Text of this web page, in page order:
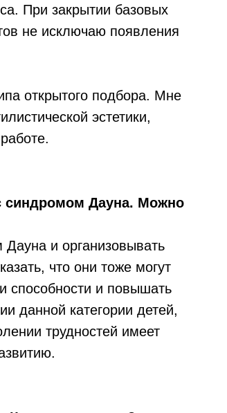
При закрытии базовых
не исключаю появления
открытого подбора. Мне
эстетики,
синдромом Дауна. Можно
и организовывать
что они тоже могут
способности и повышать
данной категории детей,
трудностей имеет